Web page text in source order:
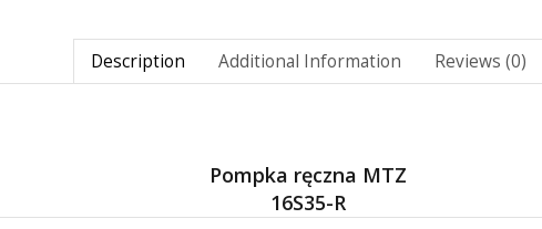
Description Additional Information Reviews (0)
Pompka ręczna MTZ
16S35-R